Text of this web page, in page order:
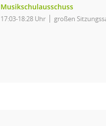
Musikschulausschuss
17:03-18:28 Uhr großen